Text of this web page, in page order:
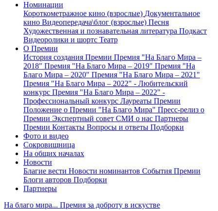
Номинации
Короткометражное кино (взрослые) Документальное
кино Видеопередача\блог (взрослые) Песня
Художественная и познавательная литература Подкаст
Видеоролики и шортс Театр
О Премии
История создания Премии Премия "На Благо Мира –
2018" Премия "На Благо Мира – 2019" Премия "На
Благо Мира – 2020" Премия "На Благо Мира – 2021"
Премия "На Благо Мира – 2022" - Любительский
конкурс Премия "На Благо Мира – 2022" -
Профессиональный конкурс Лауреаты Премии
Положение о Премии "На Благо Мира" Пресс-релиз о
Премии Экспертный совет СМИ о нас Партнеры
Премии Контакты Вопросы и ответы Подборки
Фото и видео
Сокровищница
На общих началах
Новости
Благие вести Новости номинантов События Премии
Блоги авторов Подборки
Партнеры
На благо мира... Премия за доброту в искустве